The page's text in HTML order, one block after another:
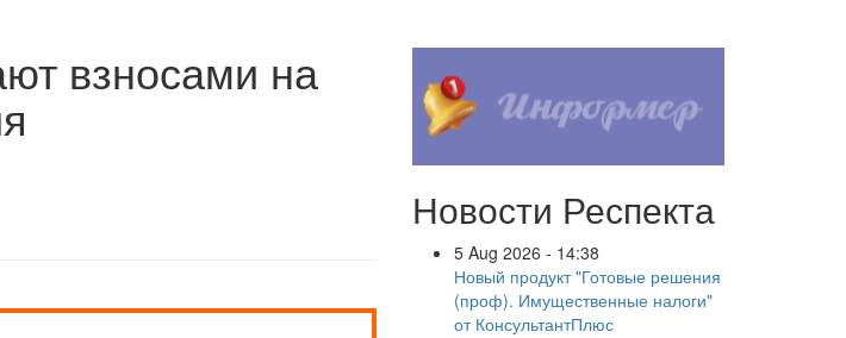
взносами на
Новости Респекта
5 Aug 2026 - 14:38
Новый продукт "Готовые решения
(проф). Имущественные налоги"
от КонсультантПлюс